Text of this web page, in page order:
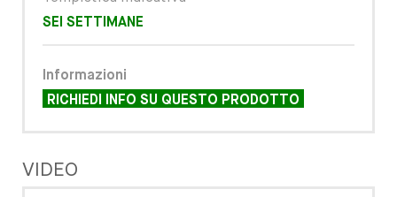
SEI SETTIMANE
Informazioni
RICHIEDI INFO SU QUESTO PRODOTTO
VIDEO